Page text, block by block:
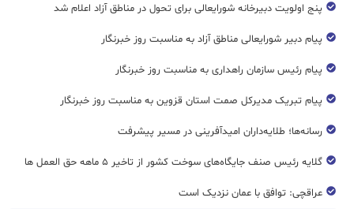
پنج اولویت دبیرخانه شورایعالی برای تحول در مناطق آزاد اعلام شد
پیام دبیر شورایعالی مناطق آزاد به مناسبت روز خبرنگار
پیام رئیس سازمان راهداری به مناسبت روز خبرنگار
پیام تبریک مدیرکل صمت استان قزوین به مناسبت روز خبرنگار
رسانه‌ها؛ طلایه‌داران امیدآفرینی در مسیر پیشرفت
گلایه رئیس صنف جایگاه‌های سوخت کشور از تاخیر ۵ ماهه حق العمل ها
عراقچی: توافق با عمان نزدیک است